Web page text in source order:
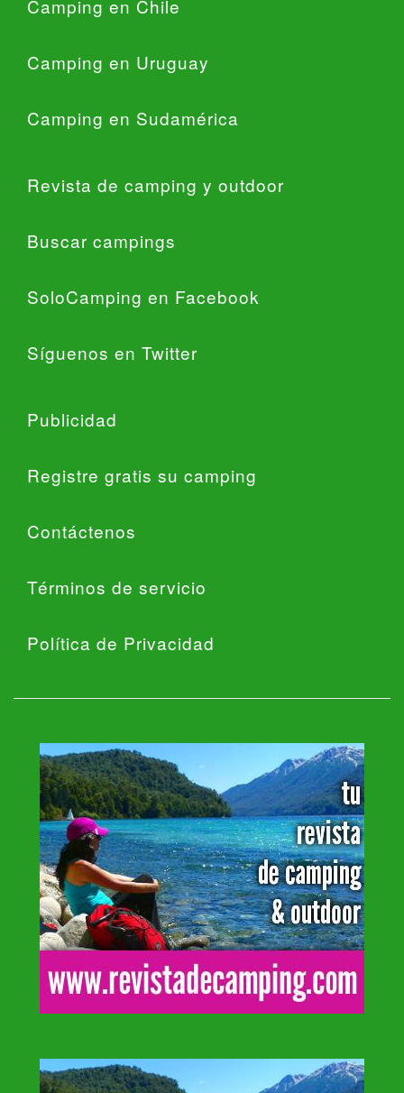
Camping en Chile
Camping en Uruguay
Camping en Sudamérica
Revista de camping y outdoor
Buscar campings
SoloCamping en Facebook
Síguenos en Twitter
Publicidad
Registre gratis su camping
Contáctenos
Términos de servicio
Política de Privacidad